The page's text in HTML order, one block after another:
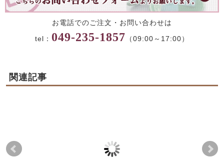
お電話でのご注文・お問い合わせは
tel： 049-235-1857 （09:00～17:00）
関連記事